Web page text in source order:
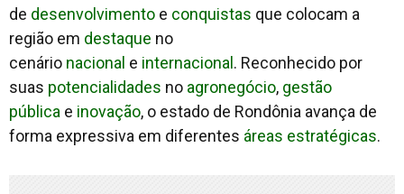
de desenvolvimento e conquistas que colocam a
região em destaque no
cenário nacional e internacional . Reconhecido por
suas potencialidades no agronegócio, gestão
pública e inovação, o estado de Rondônia avança de
forma expressiva em diferentes áreas estratégicas.